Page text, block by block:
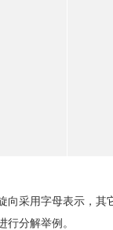
采用字母表示，其
分解举例。